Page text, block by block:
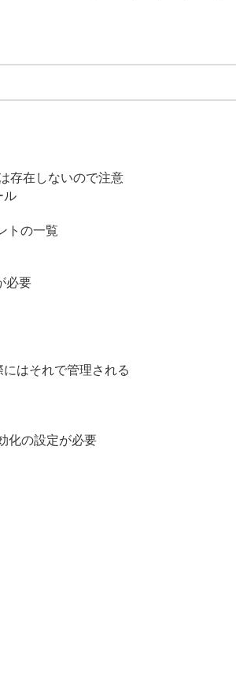
存在しないので注意
ル
トの一覧
必要
はそれで管理される
化の設定が必要